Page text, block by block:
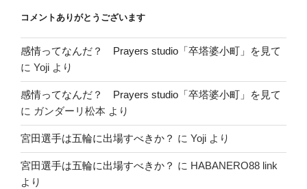
コメントありがとうございます
感情ってなんだ？ Prayers studio「卒塔婆小町」を見て
に Yoji より
感情ってなんだ？ Prayers studio「卒塔婆小町」を見て
に ガンダーリ松本 より
宮田選手は五輪に出場すべきか？ に Yoji より
宮田選手は五輪に出場すべきか？ に HABANERO88 link
より